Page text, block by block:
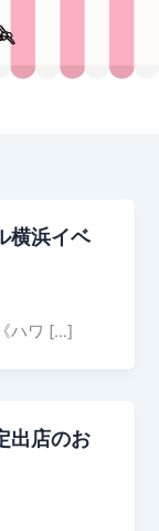
横浜イベ
ハワ […]
出店のお